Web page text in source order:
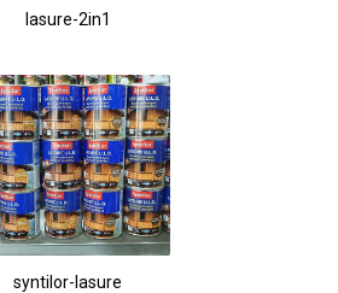
lasure-2in1
syntilor-lasure